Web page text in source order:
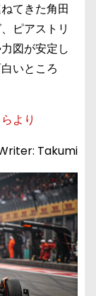
てきた角田
ピアストリ
図が安定し
いところ
より
Takumi